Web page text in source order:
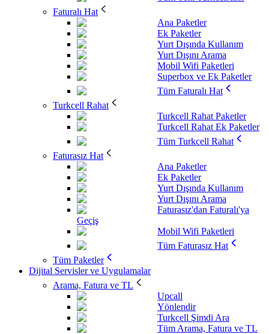
Faturalı Hat
Ana Paketler
Ek Paketler
Yurt Dışında Kullanım
Yurt Dışını Arama
Mobil Wifi Paketleri
Superbox ve Ek Paketler
Tüm Faturalı Hat
Turkcell Rahat
Turkcell Rahat Paketler
Turkcell Rahat Ek Paketler
Tüm Turkcell Rahat
Faturasız Hat
Ana Paketler
Ek Paketler
Yurt Dışında Kullanım
Yurt Dışını Arama
Faturasız'dan Faturalı'ya
Geçiş
Mobil Wifi Paketleri
Tüm Faturasız Hat
Tüm Paketler
Dijital Servisler ve Uygulamalar
Arama, Fatura ve TL
Upcall
Yönlendir
Turkcell Şimdi Ara
Tüm Arama, Fatura ve TL